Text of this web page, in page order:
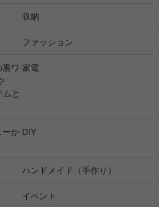
収納
ファッション
裏ワ
と
家電
ーか DIY
ハンドメイド（手作り）
イベント